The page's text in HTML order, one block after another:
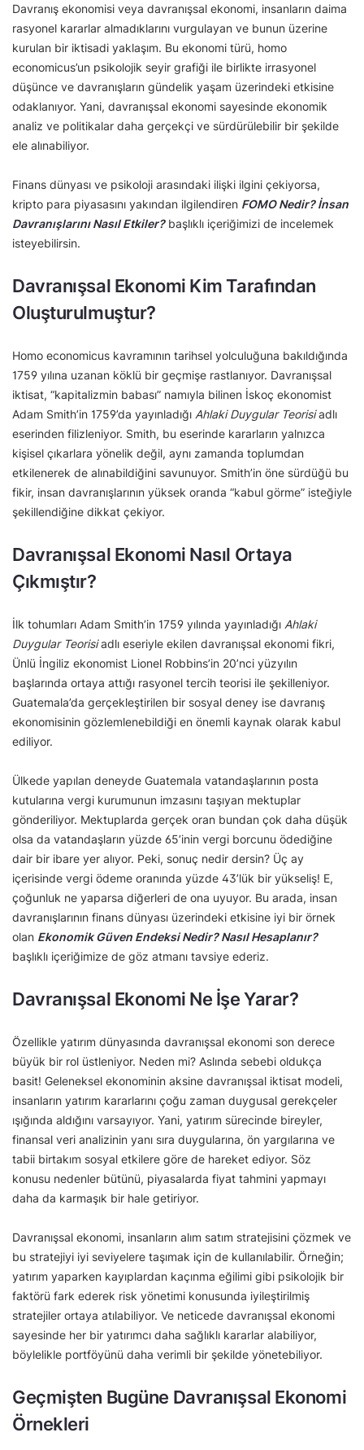
Davranış ekonomisi veya davranışsal ekonomi, insanların daima
rasyonel kararlar almadıklarını vurgulayan ve bunun üzerine
kurulan bir iktisadi yaklaşım. Bu ekonomi türü, homo
economicus’un psikolojik seyir grafiği ile birlikte irrasyonel
düşünce ve davranışların gündelik yaşam üzerindeki etkisine
odaklanıyor. Yani, davranışsal ekonomi sayesinde ekonomik
analiz ve politikalar daha gerçekçi ve sürdürülebilir bir şekilde
ele alınabiliyor.
Finans dünyası ve psikoloji arasındaki ilişki ilgini çekiyorsa,
kripto para piyasasını yakından ilgilendiren FOMO Nedir? İnsan
Davranışlarını Nasıl Etkiler?başlıklı içeriğimizi de incelemek
isteyebilirsin.
Davranışsal Ekonomi Kim Tarafından
Oluşturulmuştur?
Homo economicus kavramının tarihsel yolculuğuna bakıldığında
1759 yılına uzanan köklü bir geçmişe rastlanıyor. Davranışsal
iktisat, “kapitalizmin babası” namıyla bilinen İskoç ekonomist
Adam Smith’in 1759’da yayınladığı Ahlaki Duygular Teorisiadlı
eserinden filizleniyor. Smith, bu eserinde kararların yalnızca
kişisel çıkarlara yönelik değil, aynı zamanda toplumdan
etkilenerek de alınabildiğini savunuyor. Smith’in öne sürdüğü bu
fikir, insan davranışlarının yüksek oranda “kabul görme” isteğiyle
şekillendiğine dikkat çekiyor.
Davranışsal Ekonomi Nasıl Ortaya
Çıkmıştır?
İlk tohumları Adam Smith’in 1759 yılında yayınladığı Ahlaki
Duygular Teorisiadlı eseriyle ekilen davranışsal ekonomi fikri,
Ünlü İngiliz ekonomist Lionel Robbins’in 20’nci yüzyılın
başlarında ortaya attığı rasyonel tercih teorisi ile şekilleniyor.
Guatemala’da gerçekleştirilen bir sosyal deney ise davranış
ekonomisinin gözlemlenebildiği en önemli kaynak olarak kabul
ediliyor.
Ülkede yapılan deneyde Guatemala vatandaşlarının posta
kutularına vergi kurumunun imzasını taşıyan mektuplar
gönderiliyor. Mektuplarda gerçek oran bundan çok daha düşük
olsa da vatandaşların yüzde 65’inin vergi borcunu ödediğine
dair bir ibare yer alıyor. Peki, sonuç nedir dersin? Üç ay
içerisinde vergi ödeme oranında yüzde 43’lük bir yükseliş! E,
çoğunluk ne yaparsa diğerleri de ona uyuyor. Bu arada, insan
davranışlarının finans dünyası üzerindeki etkisine iyi bir örnek
olan Ekonomik Güven Endeksi Nedir? Nasıl Hesaplanır?
başlıklı içeriğimize de göz atmanı tavsiye ederiz.
Davranışsal Ekonomi Ne İşe Yarar?
Özellikle yatırım dünyasında davranışsal ekonomi son derece
büyük bir rol üstleniyor. Neden mi? Aslında sebebi oldukça
basit! Geleneksel ekonominin aksine davranışsal iktisat modeli,
insanların yatırım kararlarını çoğu zaman duygusal gerekçeler
ışığında aldığını varsayıyor. Yani, yatırım sürecinde bireyler,
finansal veri analizinin yanı sıra duygularına, ön yargılarına ve
tabii birtakım sosyal etkilere göre de hareket ediyor. Söz
konusu nedenler bütünü, piyasalarda fiyat tahmini yapmayı
daha da karmaşık bir hale getiriyor.
Davranışsal ekonomi, insanların alım satım stratejisini çözmek ve
bu stratejiyi iyi seviyelere taşımak için de kullanılabilir. Örneğin;
yatırım yaparken kayıplardan kaçınma eğilimi gibi psikolojik bir
faktörü fark ederek risk yönetimi konusunda iyileştirilmiş
stratejiler ortaya atılabiliyor. Ve neticede davranışsal ekonomi
sayesinde her bir yatırımcı daha sağlıklı kararlar alabiliyor,
böylelikle portföyünü daha verimli bir şekilde yönetebiliyor.
Geçmişten Bugüne Davranışsal Ekonomi
Örnekleri